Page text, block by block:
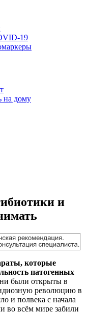
19
на дому
и
которые
патогенных
были открыты в
революцию в
и полвека с начала
во всём мире забили